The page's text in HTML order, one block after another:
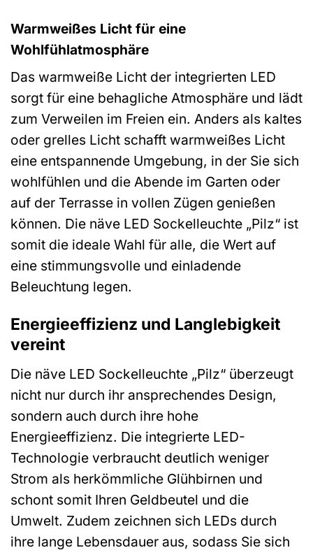
Warmweißes Licht für eine
Wohlfühlatmosphäre
Das warmweiße Licht der integrierten LED
sorgt für eine behagliche Atmosphäre und lädt
zum Verweilen im Freien ein. Anders als kaltes
oder grelles Licht schafft warmweißes Licht
eine entspannende Umgebung, in der Sie sich
wohlfühlen und die Abende im Garten oder
auf der Terrasse in vollen Zügen genießen
können. Die näve LED Sockelleuchte „Pilz“ ist
somit die ideale Wahl für alle, die Wert auf
eine stimmungsvolle und einladende
Beleuchtung legen.
Energieeffizienz und Langlebigkeit
vereint
Die näve LED Sockelleuchte „Pilz“ überzeugt
nicht nur durch ihr ansprechendes Design,
sondern auch durch ihre hohe
Energieeffizienz. Die integrierte LED-
Technologie verbraucht deutlich weniger
Strom als herkömmliche Glühbirnen und
schont somit Ihren Geldbeutel und die
Umwelt. Zudem zeichnen sich LEDs durch
ihre lange Lebensdauer aus, sodass Sie sich